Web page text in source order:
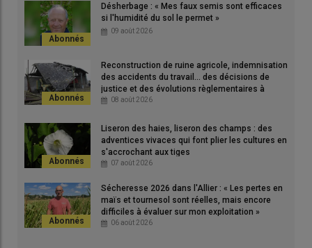
Désherbage : « Mes faux semis sont efficaces
si l'humidité du sol le permet »
09 août 2026
Reconstruction de ruine agricole, indemnisation
des accidents du travail... des décisions de
justice et des évolutions règlementaires à
connaître
08 août 2026
Liseron des haies, liseron des champs : des
adventices vivaces qui font plier les cultures en
s'accrochant aux tiges
07 août 2026
Sécheresse 2026 dans l'Allier : « Les pertes en
maïs et tournesol sont réelles, mais encore
difficiles à évaluer sur mon exploitation »
06 août 2026